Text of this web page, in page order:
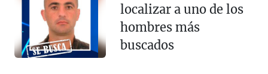
localizar a uno de los
hombres más
buscados